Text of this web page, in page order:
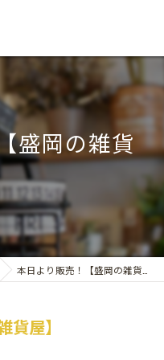
盛岡の雑貨
本日より販売！【盛岡の雑貨屋】
屋】